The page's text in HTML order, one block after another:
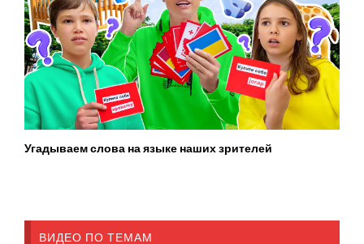
Угадываем слова на языке наших зрителей
ВИДЕО ПО ТЕМАМ